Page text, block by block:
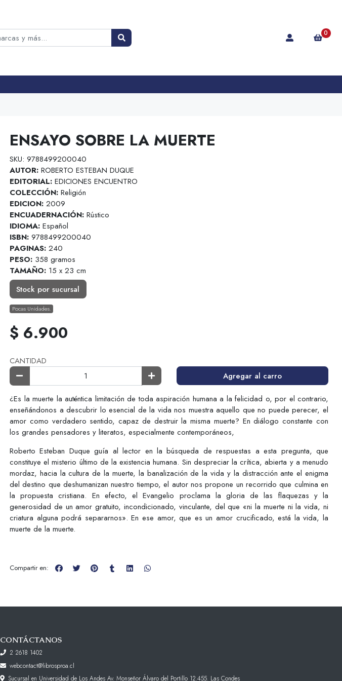
0
ENSAYO SOBRE LA MUERTE
SKU: 9788499200040
AUTOR: ROBERTO ESTEBAN DUQUE
EDITORIAL: EDICIONES ENCUENTRO
COLECCIÓN: Religión
EDICION: 2009
ENCUADERNACIÓN: Rústico
IDIOMA: Español
ISBN: 9788499200040
PAGINAS: 240
PESO: 358 gramos
TAMAÑO: 15 x 23 cm
Stock por sucursal
Pocas Unidades.
$ 6.900
CANTIDAD
Agregar al carro
¿Es la muerte la auténtica limitación de toda aspiración humana a la felicidad o, por el contrario,
enseñándonos a descubrir lo esencial de la vida nos muestra aquello que no puede perecer, el
amor como verdadero sentido, capaz de destruir la misma muerte? En diálogo constante con
los grandes pensadores y literatos, especialmente contemporáneos,
Roberto Esteban Duque guía al lector en la búsqueda de respuestas a esta pregunta, que
constituye el misterio último de la existencia humana. Sin despreciar la crítica, abierta y a menudo
mordaz, hacia la cultura de la muerte, la banalización de la vida y la distracción ante el enigma
del destino que deshumanizan nuestro tiempo, el autor nos propone un recorrido que culmina en
la propuesta cristiana. En efecto, el Evangelio proclama la gloria de las flaquezas y la
generosidad de un amor gratuito, incondicionado, vinculante, del que «ni la muerte ni la vida, ni
criatura alguna podrá separarnos». En ese amor, que es un amor crucificado, está la vida, la
muerte de la muerte.
Compartir en:
CONTÁCTANOS
2 2618 1402
webcontact@librosproa.cl
Sucursal en Universidad de Los Andes Av. Monseñor Álvaro del Portillo 12.455. Las Condes